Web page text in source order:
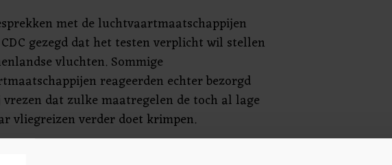
met de luchtvaartmaatschappijen
gezegd dat het testen verplicht wil stellen
vluchten. Sommige
reageerden echter bezorgd
dat zulke maatregelen de toch al lage
vliegreizen verder doet krimpen.
het CDC dat het bij buitenlandse reizigers